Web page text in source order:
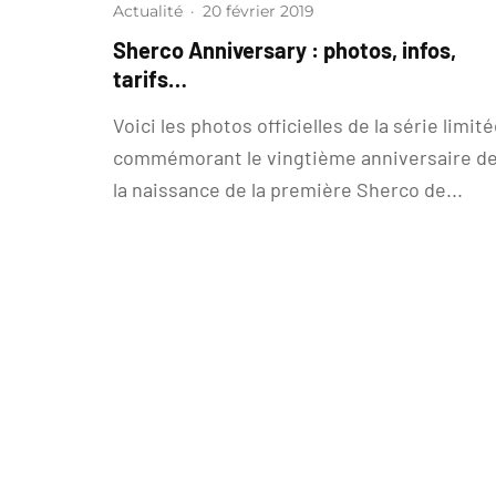
Actualité · 20 février 2019
Sherco Anniversary : photos, infos,
tarifs…
Voici les photos officielles de la série
commémorant le vingtième anniversaire
la naissance de la première Sherco de...